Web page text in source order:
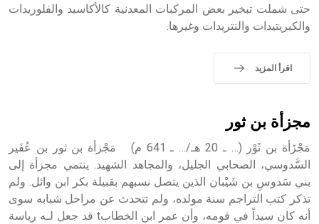
حتى شملت تبخير بعض المركبات المعدنية كالأكاسيد والفلوريدات
والكبريتيدات والنتريدات وغيرها.
اقرأ المزيد
مجزأة بن ثور
مَجْزَأة بن ثَوْر (… ـ 20 هـ/… ـ 641 م) مَجْزأة بن ثور بن عُفَير
السَّدوسي، الصحابي الجليل، والمجاهد الشهيد. ينتمي مجزأة إلى
بني سَدوسِ بن شَيْبان الذين يتصل نسبهم بقبيلة بكر ابن وائل. ولم
تذكر كتب التراجم سنة مولده، ولم تتحدث عن مراحل شبابه سوى
أنه كان سيداً في قومه، وأن عمر ابن الخطابt قد جعل لـه رياسة